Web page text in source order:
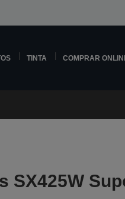
TINTA COMPRAR
SX425W